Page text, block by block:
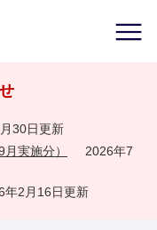
30日更新
実施分）
2026年7
年2月16日更新